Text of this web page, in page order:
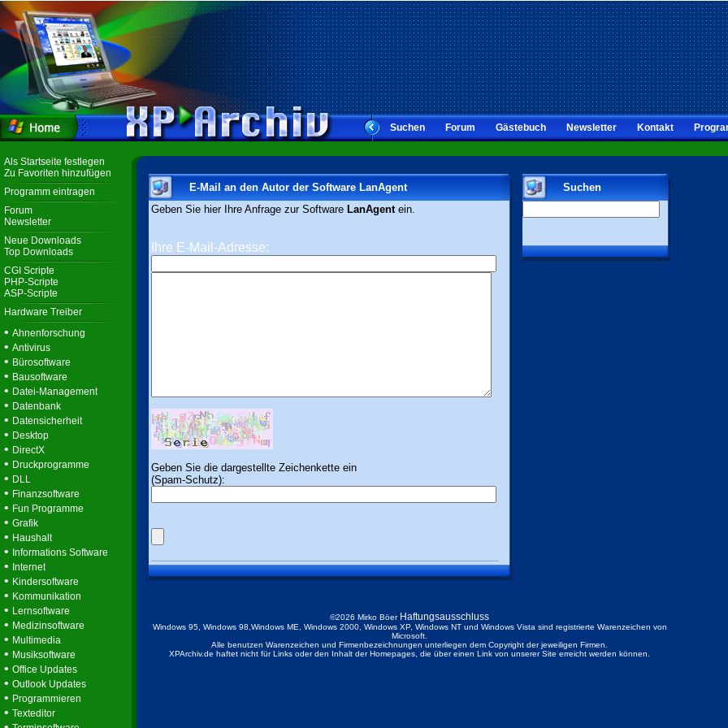
Suchen Forum Gästebuch Newsletter Kontakt
Als Startseite festlegen
Zu Favoriten hinzufügen
Programm eintragen
Forum
Newsletter
Neue Downloads
Top Downloads
CGI Scripte
PHP-Scripte
ASP-Scripte
Hardware Treiber
• Ahnenforschung
• Antivirus
• Bürosoftware
• Bausoftware
• Datei-Management
• Datenbank
• Datensicherheit
• Desktop
• DirectX
• Druckprogramme
• DLL
• Finanzsoftware
• Fun Programme
• Grafik
• Haushalt
• Informations Software
• Internet
• Kindersoftware
• Kommunikation
• Lernsoftware
• Medizinsoftware
• Multimedia
• Musiksoftware
• Office Updates
• Outlook Updates
• Programmieren
• Texteditor
E-Mail an den Autor der Software LanAgent
Geben Sie hier Ihre Anfrage zur Software LanAgentein.
Ihre E-Mail-Adresse:
Geben Sie die dargestellte Zeichenkette ein
(Spam-Schutz):
Suchen
©2026 Mirko Böer Haftungsausschluss
Windows 95, Windows 98,Windows ME, Windows 2000, Windows XP, Windows NT und Windows Vista sind registrierte Warenzeichen von
Microsoft.
Alle benutzen Warenzeichen und Firmenbezeichnungen unterliegen dem Copyright der jeweiligen Firmen.
XPArchiv.de haftet nicht für Links oder den Inhalt der Homepages, die über einen Link von unserer Site erreicht werden können.